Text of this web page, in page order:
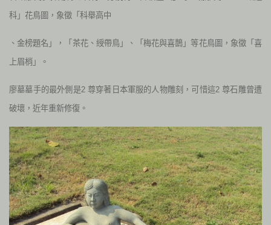
科」花鳥圖，象徵「科舉高中
、金榜題名」，「茶花、綬帶鳥」、「梅花與喜鵲」等花鳥圖，象徵「喜
上眉梢」。
廖墓墓手的最外側是2 尊穿著日本軍服的人物雕刻，可惜這2 尊石雕曾遭
破壞，近年重新修復。